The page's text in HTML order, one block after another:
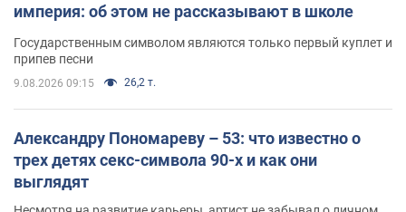
империя: об этом не рассказывают в школе
Государственным символом являются только первый куплет и
припев песни
9.08.2026 09:15 26,2 т.
Александру Пономареву – 53: что известно о
трех детях секс-символа 90-х и как они
выглядят